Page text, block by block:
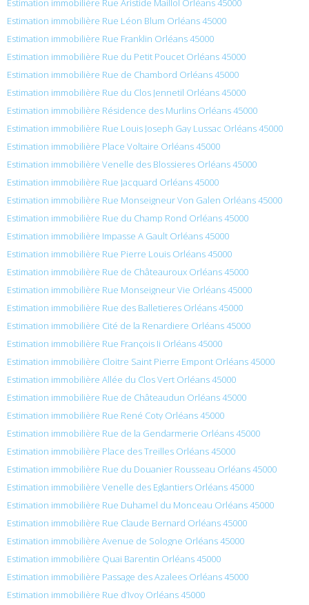
Estimation immobilière Rue Aristide Maillol Orléans 45000
Estimation immobilière Rue Léon Blum Orléans 45000
Estimation immobilière Rue Franklin Orléans 45000
Estimation immobilière Rue du Petit Poucet Orléans 45000
Estimation immobilière Rue de Chambord Orléans 45000
Estimation immobilière Rue du Clos Jennetil Orléans 45000
Estimation immobilière Résidence des Murlins Orléans 45000
Estimation immobilière Rue Louis Joseph Gay Lussac Orléans 45000
Estimation immobilière Place Voltaire Orléans 45000
Estimation immobilière Venelle des Blossieres Orléans 45000
Estimation immobilière Rue Jacquard Orléans 45000
Estimation immobilière Rue Monseigneur Von Galen Orléans 45000
Estimation immobilière Rue du Champ Rond Orléans 45000
Estimation immobilière Impasse A Gault Orléans 45000
Estimation immobilière Rue Pierre Louis Orléans 45000
Estimation immobilière Rue de Châteauroux Orléans 45000
Estimation immobilière Rue Monseigneur Vie Orléans 45000
Estimation immobilière Rue des Balletieres Orléans 45000
Estimation immobilière Cité de la Renardiere Orléans 45000
Estimation immobilière Rue François Ii Orléans 45000
Estimation immobilière Cloitre Saint Pierre Empont Orléans 45000
Estimation immobilière Allée du Clos Vert Orléans 45000
Estimation immobilière Rue de Châteaudun Orléans 45000
Estimation immobilière Rue René Coty Orléans 45000
Estimation immobilière Rue de la Gendarmerie Orléans 45000
Estimation immobilière Place des Treilles Orléans 45000
Estimation immobilière Rue du Douanier Rousseau Orléans 45000
Estimation immobilière Venelle des Eglantiers Orléans 45000
Estimation immobilière Rue Duhamel du Monceau Orléans 45000
Estimation immobilière Rue Claude Bernard Orléans 45000
Estimation immobilière Avenue de Sologne Orléans 45000
Estimation immobilière Quai Barentin Orléans 45000
Estimation immobilière Passage des Azalees Orléans 45000
Estimation immobilière Rue d’Ivoy Orléans 45000